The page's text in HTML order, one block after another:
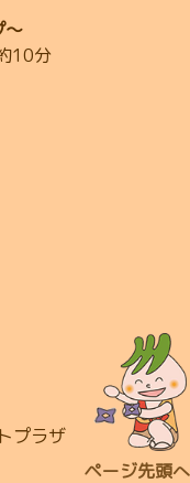
～
10分
プラザ
ページ先頭へ